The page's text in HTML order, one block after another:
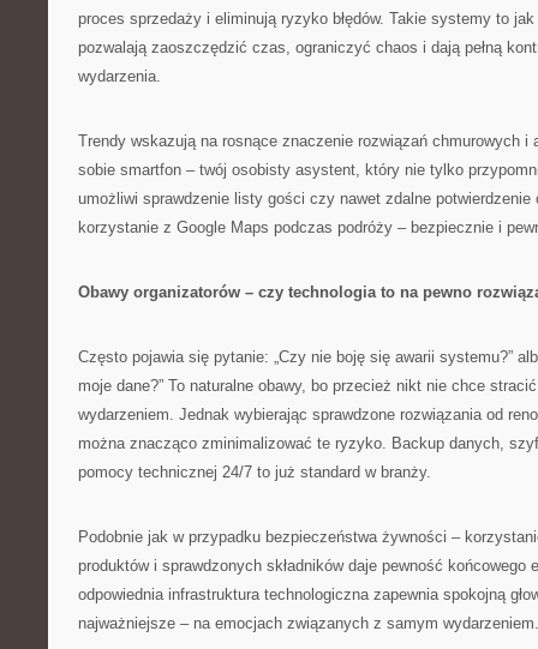
proces sprzedaży i eliminują ryzyko błędów. Takie systemy to
pozwalają zaoszczędzić czas, ograniczyć chaos i dają pełną
wydarzenia.
Trendy wskazują na rosnące znaczenie rozwiązań chmurowych i
sobie smartfon – twój osobisty asystent, który nie tylko
umożliwi sprawdzenie listy gości czy nawet zdalne potwierdzenie
korzystanie z Google Maps podczas podróży – bezpiecznie i
Obawy organizatorów – czy technologia to na pewno
Często pojawia się pytanie: „Czy nie boję się awarii systemu?”
moje dane?” To naturalne obawy, bo przecież nikt nie chce
wydarzeniem. Jednak wybierając sprawdzone rozwiązania od
można znacząco zminimalizować te ryzyko. Backup danych,
pomocy technicznej 24/7 to już standard w branży.
Podobnie jak w przypadku bezpieczeństwa żywności –
produktów i sprawdzonych składników daje pewność końcowego
odpowiednia infrastruktura technologiczna zapewnia spokojną
najważniejsze – na emocjach związanych z samym wydarzeniem.